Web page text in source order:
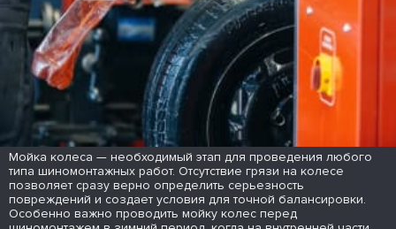
Мойка колеса — необходимый этап для проведения любого
типа шиномонтажных работ. Отсутствие грязи на колесе
позволяет сразу верно определить серьезность
повреждений и создает условия для точной балансировки.
Особенно важно проводить мойку колес перед